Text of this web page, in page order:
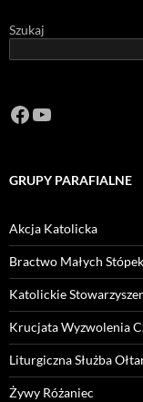
Szukaj
Facebook
https://
GRUPY PARAFIALNE
Akcja Katolicka
Bractwo Małych
Katolickie
Krucjata Wyzwolenia
Liturgiczna Służba
Żywy Różaniec